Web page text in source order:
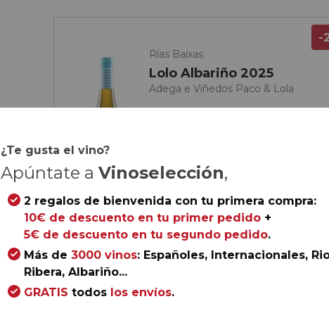
Rías Baixas
Lolo Albariño 2025
Adega e Viñedos Paco & Lola
-
65,40€
¿Te gusta el vino?
Apúntate a Vinoselección,
2 regalos de bienvenida con tu primera compra:
10€ de descuento en tu primer pedido+
5€ de descuento en tu segundo pedido.
Más de 3000 vinos: Españoles, Internacionales,
Ribera, Albariño...
GRATIS todos los envíos.